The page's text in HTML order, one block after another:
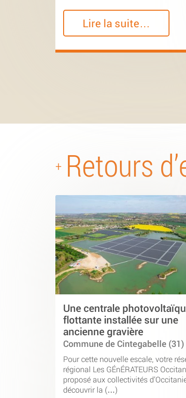
Lire la suite…
+ Retours
Une centrale
flottante installée sur une
ancienne gravière
Commune de Cintegabelle (31)
Pour cette nouvelle escale, votre
régional Les GÉnÉRATEURS
proposé aux collectivités
découvrir la (…)